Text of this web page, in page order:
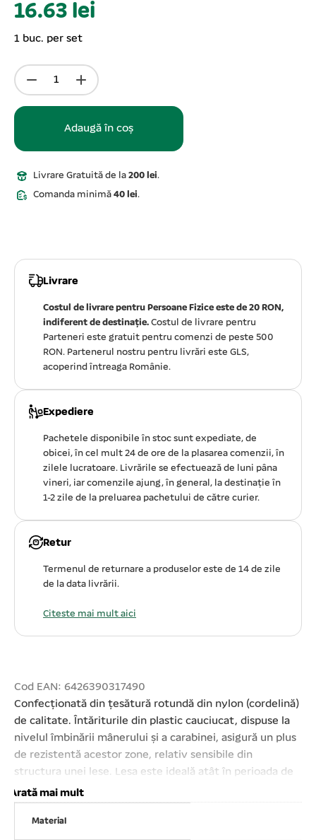
16.63 lei
1 buc. per set
Adaugă în coș
Livrare Gratuită de la 200 lei.
Comanda minimă 40 lei.
Livrare
Costul de livrare pentru Persoane Fizice este de 20 RON,
indiferent de destinație. Costul de livrare pentru
Parteneri este gratuit pentru comenzi de peste 500
RON. Partenerul nostru pentru livrări este GLS,
acoperind întreaga Românie.
Expediere
Pachetele disponibile în stoc sunt expediate, de
obicei, în cel mult 24 de ore de la plasarea comenzii, în
zilele lucratoare. Livrările se efectuează de luni pâna
vineri, iar comenzile ajung, în general, la destinație în
1-2 zile de la preluarea pachetului de către curier.
Retur
Termenul de returnare a produselor este de 14 de zile
de la data livrării.
Citeste mai mult aici
Cod EAN: 6426390317490
Confecționată din țesătură rotundă din nylon (cordelină)
de calitate. Întăriturile din plastic cauciucat, dispuse la
nivelul îmbinării mânerului şi a carabinei, asigură un plus
de rezistentă acestor zone, relativ sensibile din
structura unei lese. Lesa este ideală atât în perioada de
dresaj cât şi pentru plimbările zilnice ale câinilor de talie
mică sau medie, activi, puternici, care solicită un control
mai riguros în timpul deplasării. Confort în timpul
Arată mai mult
Material